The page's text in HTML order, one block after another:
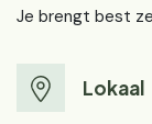
Je brengt best
Lokaal